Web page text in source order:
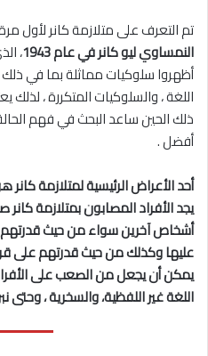
تم التعرف على متلازمة كانر لأول
النمساوي ليو كانر في عام 1943
أظهروا سلوكيات مماثلة بما في ذلك
اللغة ، والسلوكيات المتكررة ، لذلك
ذلك الحين ساعد البحث في فهم
أفضل .
أحد الأعراض الرئيسية لمتلازمة
يجد الأفراد المصابون بمتلازمة
أشخاص آخرين سواء من حيث
عليها وكذلك من حيث قدرتهم على
يمكن أن يجعل من الصعب على
اللغة غير اللفظية، والسخرية ، وحتى